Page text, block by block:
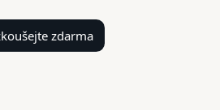
zdarma